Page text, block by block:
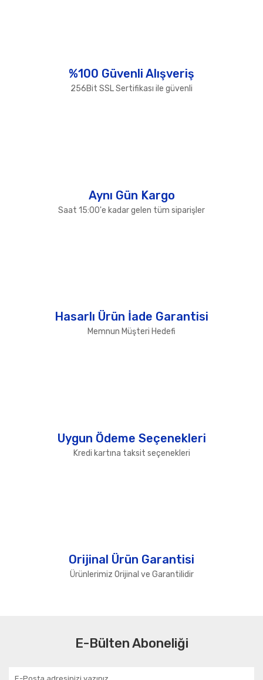
Ürün fiyatı diğer sitelerden daha pahalı.
%100 Güvenli Alışveriş
256Bit SSL Sertifikası ile güvenli
Aynı Gün Kargo
Saat 15:00'e kadar gelen tüm siparişler
Hasarlı Ürün İade Garantisi
Memnun Müşteri Hedefi
Uygun Ödeme Seçenekleri
Kredi kartına taksit seçenekleri
Orijinal Ürün Garantisi
Ürünlerimiz Orijinal ve Garantilidir
E-Bülten Aboneliği